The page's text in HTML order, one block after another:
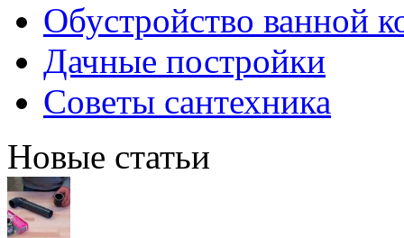
Обустройство ванной
Дачные постройки
Советы сантехника
Новые статьи